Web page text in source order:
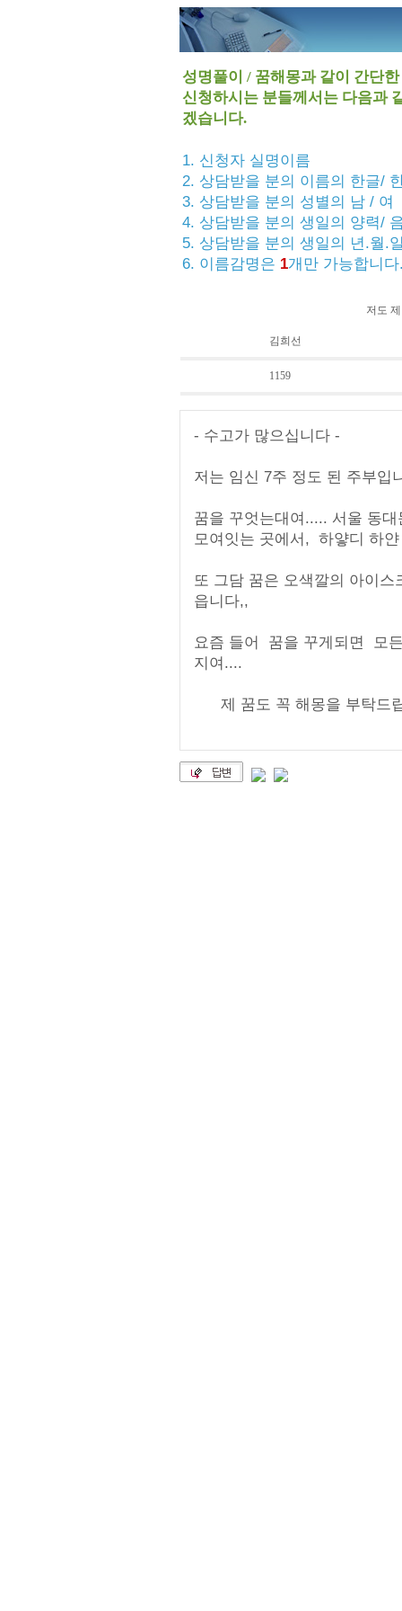
성명풀이 / 꿈해몽과 같이 간단
신청하시는 분들께서는 다음과
겠습니다.
1. 신청자 실명이름
2. 상담받을 분의 이름의 한글/
3. 상담받을 분의 성별의 남 / 여
4. 상담받을 분의 생일의 양력/
5. 상담받을 분의 생일의 년.월.
6. 이름감명은 1개만 가능합니
저도
김희선
1159
- 수고가 많으십니다 -
저는 임신 7주 정도 된 주부입
꿈을 꾸엇는대여..... 서울 동
모여잇는 곳에서, 하얗디 하
또 그담 꿈은 오색깔의 아이
읍니다,,
요즘 들어 꿈을 꾸게되면 모
지여....
제 꿈도 꼭 해몽을 부탁드